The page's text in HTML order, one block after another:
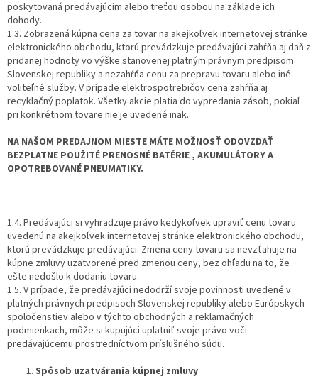
poskytovaná predávajúcim alebo treťou osobou na základe ich
dohody.
1.3. Zobrazená kúpna cena za tovar na akejkoľvek internetovej stránke
elektronického obchodu, ktorú prevádzkuje predávajúci zahŕňa aj daň z
pridanej hodnoty vo výške stanovenej platným právnym predpisom
Slovenskej republiky a nezahŕňa cenu za prepravu tovaru alebo iné
voliteľné služby. V prípade elektrospotrebičov cena zahŕňa aj
recyklačný poplatok. Všetky akcie platia do vypredania zásob, pokiaľ
pri konkrétnom tovare nie je uvedené inak.
NA NAŠOM PREDAJNOM MIESTE MÁTE MOŽNOSŤ ODOVZDAŤ
BEZPLATNE POUŽITÉ PRENOSNÉ BATÉRIE , AKUMULÁTORY A
OPOTREBOVANÉ PNEUMATIKY.
1.4. Predávajúci si vyhradzuje právo kedykoľvek upraviť cenu tovaru
uvedenú na akejkoľvek internetovej stránke elektronického obchodu,
ktorú prevádzkuje predávajúci. Zmena ceny tovaru sa nevzťahuje na
kúpne zmluvy uzatvorené pred zmenou ceny, bez ohľadu na to, že
ešte nedošlo k dodaniu tovaru.
1.5. V prípade, že predávajúci nedodrží svoje povinnosti uvedené v
platných právnych predpisoch Slovenskej republiky alebo Európskych
spoločenstiev alebo v týchto obchodných a reklamačných
podmienkach, môže si kupujúci uplatniť svoje právo voči
predávajúcemu prostredníctvom príslušného súdu.
Spôsob uzatvárania kúpnej zmluvy